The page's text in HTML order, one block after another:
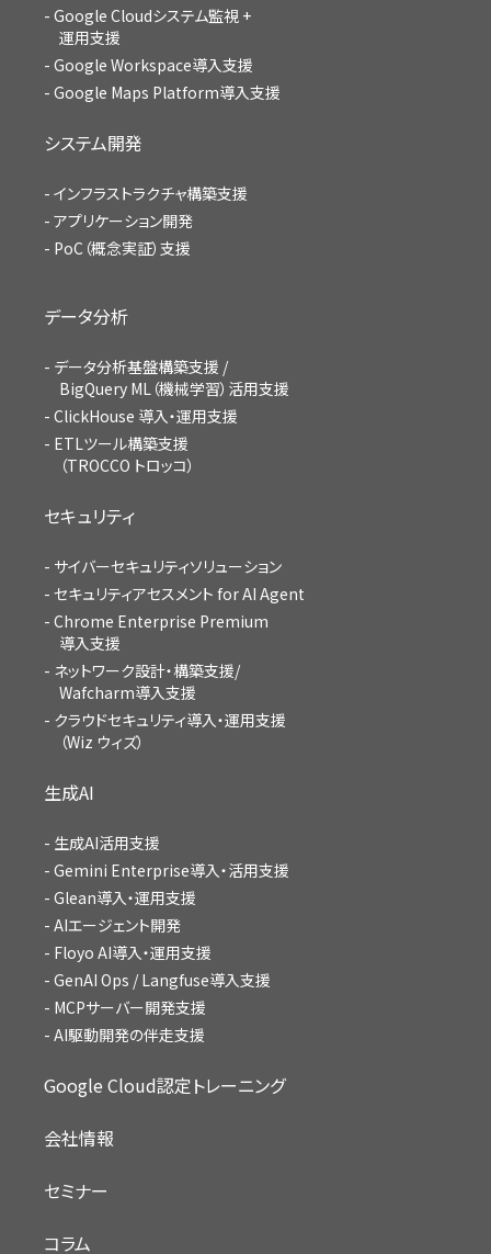
Google Cloudシステム監視 +
運用支援
Google Workspace導入支援
Google Maps Platform導入支援
システム開発
インフラストラクチャ構築支援
アプリケーション開発
PoC（概念実証）支援
データ分析
データ分析基盤構築支援 /
BigQuery ML（機械学習）活用支援
ClickHouse 導入・運用支援
ETLツール構築支援
（TROCCO トロッコ）
セキュリティ
サイバーセキュリティソリューション
セキュリティアセスメント for AI Agent
Chrome Enterprise Premium
導入支援
ネットワーク設計・構築支援/
Wafcharm導入支援
クラウドセキュリティ導入・運用支援
（Wiz ウィズ）
生成AI
生成AI活用支援
Gemini Enterprise導入・活用支援
Glean導入・運用支援
AIエージェント開発
Floyo AI導入・運用支援
GenAI Ops / Langfuse導入支援
MCPサーバー開発支援
AI駆動開発の伴走支援
Google Cloud認定トレーニング
会社情報
セミナー
コラム